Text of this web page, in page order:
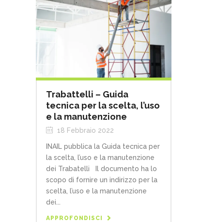
Trabattelli – Guida
tecnica per la scelta, l’uso
e la manutenzione
18 Febbraio 2022
INAIL pubblica la Guida tecnica per
la scelta, l’uso e la manutenzione
dei Trabatelli Il documento ha lo
scopo di fornire un indirizzo per la
scelta, l’uso e la manutenzione
dei...
APPROFONDISCI